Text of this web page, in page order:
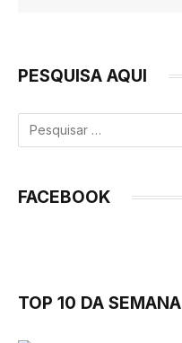
PESQUISA AQUI
FACEBOOK
TOP 10 DA SEMANA